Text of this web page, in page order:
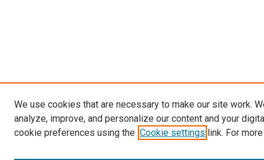
We use cookies that are necessary to make our site work.
analyze, improve, and personalize our content and your
cookie preferences using the Cookie settings link. For